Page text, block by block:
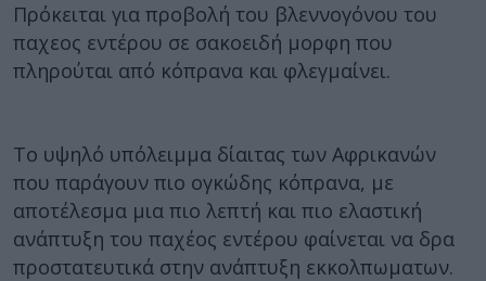
Πρόκειται για προβολή του βλεννογόνου του
παχεος εντέρου σε σακοειδή μορφη που
πληρούται από κόπρανα και φλεγμαίνει.
Το υψηλό υπόλειμμα δίαιτας των Αφρικανών
που παράγουν πιο ογκώδης κόπρανα, με
αποτέλεσμα μια πιο λεπτή και πιο ελαστική
ανάπτυξη του παχέος εντέρου φαίνεται να δρα
προστατευτικά στην ανάπτυξη εκκολπωματων.